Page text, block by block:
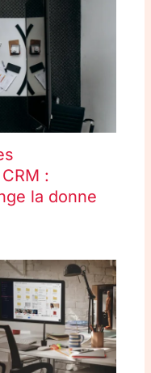
:
la donne